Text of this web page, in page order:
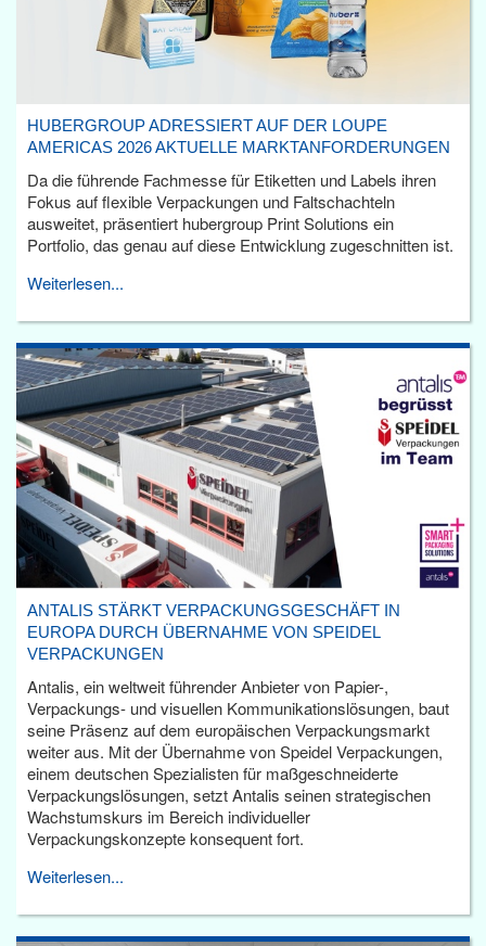
HUBERGROUP ADRESSIERT AUF DER LOUPE
AMERICAS 2026 AKTUELLE MARKTANFORDERUNGEN
Da die führende Fachmesse für Etiketten und Labels ihren
Fokus auf flexible Verpackungen und Faltschachteln
ausweitet, präsentiert hubergroup Print Solutions ein
Portfolio, das genau auf diese Entwicklung zugeschnitten ist.
Weiterlesen...
ANTALIS STÄRKT VERPACKUNGSGESCHÄFT IN
EUROPA DURCH ÜBERNAHME VON SPEIDEL
VERPACKUNGEN
Antalis, ein weltweit führender Anbieter von Papier-,
Verpackungs- und visuellen Kommunikationslösungen, baut
seine Präsenz auf dem europäischen Verpackungsmarkt
weiter aus. Mit der Übernahme von Speidel Verpackungen,
einem deutschen Spezialisten für maßgeschneiderte
Verpackungslösungen, setzt Antalis seinen strategischen
Wachstumskurs im Bereich individueller
Verpackungskonzepte konsequent fort.
Weiterlesen...